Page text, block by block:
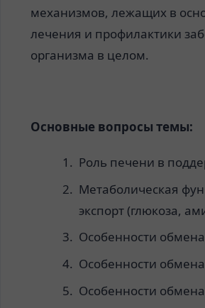
механизмов, лежащих в
лечения и профилактики
организма в целом.
Основные вопросы темы:
Роль печени в
Метаболическая
экспорт (глюкоза,
Особенности
Особенности
Особенности